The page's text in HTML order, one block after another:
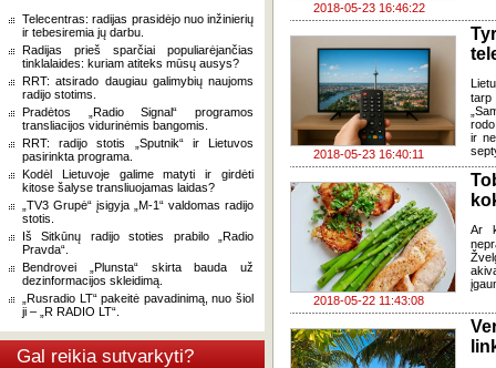
Telecentras: radijas prasidėjo nuo inžinierių
ir tebesiremia jų darbu.
Radijas prieš sparčiai populiarėjančias
tinklalaides: kuriam atiteks mūsų ausys?
RRT: atsirado daugiau galimybių naujoms
radijo stotims.
Pradėtos „Radio Signal“ programos
transliacijos vidurinėmis bangomis.
RRT: radijo stotis „Sputnik“ ir Lietuvos
pasirinkta programa.
Kodėl Lietuvoje galime matyti ir girdėti
kitose šalyse transliuojamas laidas?
„TV3 Grupė“ įsigyja „M-1“ valdomas radijo
stotis.
Iš Sitkūnų radijo stoties prabilo „Radio
Pravda“.
Bendrovei „Plunsta“ skirta bauda už
dezinformacijos skleidimą.
„Rusradio LT“ pakeitė pavadinimą, nuo šiol
ji – „R RADIO LT“.
Gal reikia sutvarkyti?
2018-05-23 16:46:22
2018-05-23 16:40:11
tarp
ir
2018-05-22 11:43:08
Ar